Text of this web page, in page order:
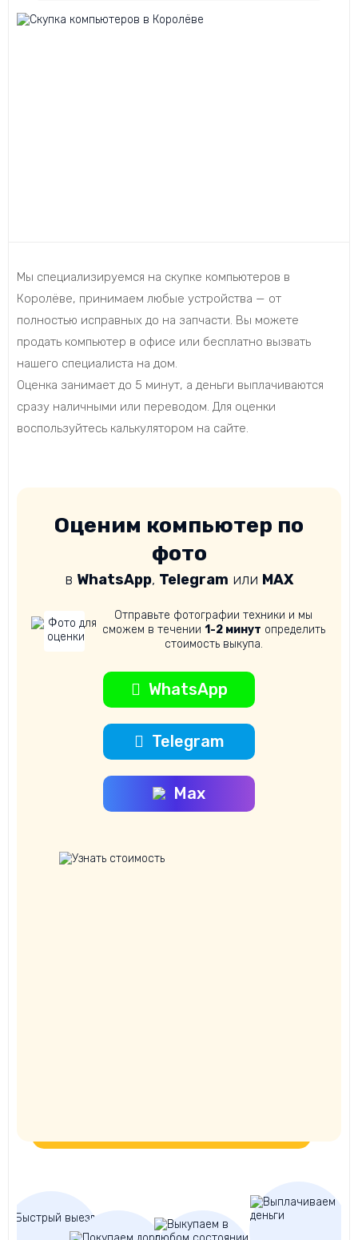
Мы специализируемся на скупке компьютеров в
Королёве, принимаем любые устройства — от
полностью исправных до на запчасти. Вы можете
продать компьютер в офисе или бесплатно вызвать
нашего специалиста на дом.
Оценка занимает до 5 минут, а деньги выплачиваются
сразу наличными или переводом. Для оценки
воспользуйтесь калькулятором на сайте.
Оценим компьютер по
фото
в WhatsApp, Telegram или MAX
Отправьте фотографии техники и мы
сможем в течении 1-2 минут определить
стоимость выкупа.
WhatsApp
Telegram
Max